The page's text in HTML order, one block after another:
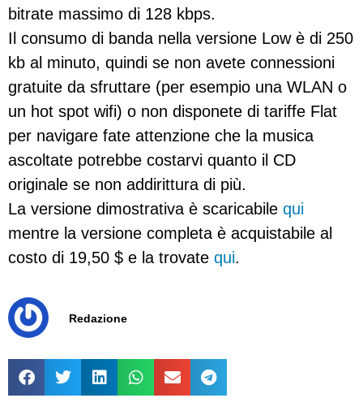
bitrate massimo di 128 kbps.
Il consumo di banda nella versione Low è di 250
kb al minuto, quindi se non avete connessioni
gratuite da sfruttare (per esempio una WLAN o
un hot spot wifi) o non disponete di tariffe Flat
per navigare fate attenzione che la musica
ascoltate potrebbe costarvi quanto il CD
originale se non addirittura di più.
La versione dimostrativa è scaricabile qui
mentre la versione completa è acquistabile al
costo di 19,50 $ e la trovate qui.
Redazione